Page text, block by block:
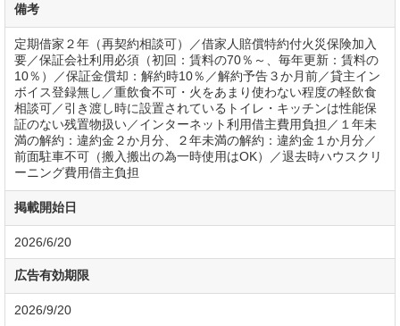
備考
定期借家２年（再契約相談可）／借家人賠償特約付火災保険加入
要／保証会社利用必須（初回：賃料の70％～、毎年更新：賃料の
10％）／保証金償却：解約時10％／解約予告３か月前／貸主イン
ボイス登録無し／重飲食不可・火をあまり使わない程度の軽飲食
相談可／引き渡し時に設置されているトイレ・キッチンは性能保
証のない残置物扱い／インターネット利用借主費用負担／１年未
満の解約：違約金２か月分、２年未満の解約：違約金１か月分／
前面駐車不可（搬入搬出の為一時使用はOK）／退去時ハウスクリ
ーニング費用借主負担
掲載開始日
2026/6/20
広告有効期限
2026/9/20